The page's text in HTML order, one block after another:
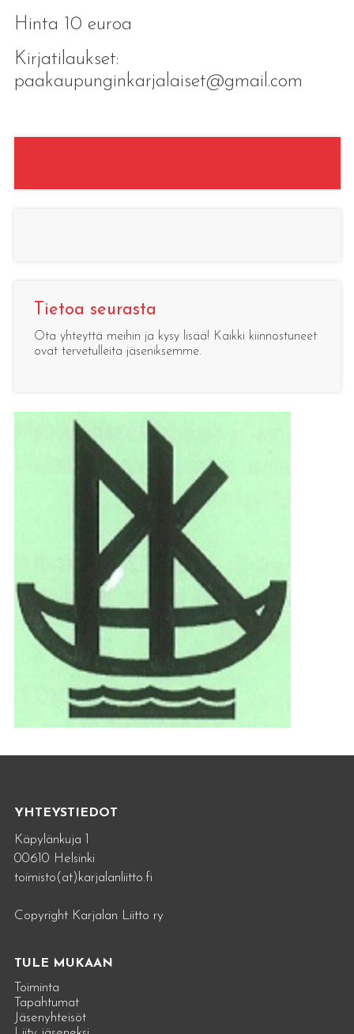
Hinta 10 euroa
Kirjatilaukset:
paakaupunginkarjalaiset@gmail.com
Tietoa seurasta
Ota yhteyttä meihin ja kysy lisää! Kaikki kiinnostuneet
ovat tervetulleita jäseniksemme.
YHTEYSTIEDOT
Käpylänkuja 1
00610 Helsinki
toimisto(at)karjalanliitto.fi
Copyright Karjalan Liitto ry
TULE MUKAAN
Toiminta
Tapahtumat
Jäsenyhteisöt